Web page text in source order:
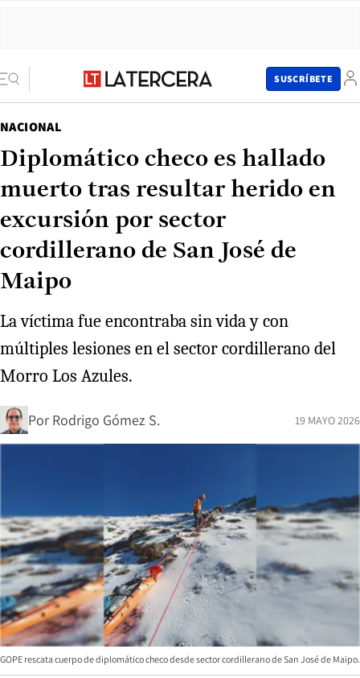
SUSCRÍBETE
NACIONAL
Diplomático checo es hallado
muerto tras resultar herido en
excursión por sector
cordillerano de San José de
Maipo
La víctima fue encontraba sin vida y con
múltiples lesiones en el sector cordillerano del
Morro Los Azules.
Por Rodrigo Gómez S. 19 MAYO 2026
GOPE rescata cuerpo de diplomático checo desde sector cordillerano de San José de Maipo.